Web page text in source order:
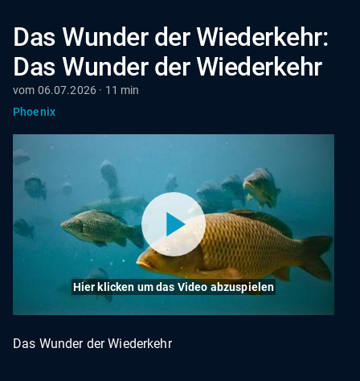
Das Wunder der Wiederkehr:
Das Wunder der Wiederkehr
vom 06.07.2026 · 11 min
Phoenix
Hier klicken um das Video abzuspielen
Das Wunder der Wiederkehr